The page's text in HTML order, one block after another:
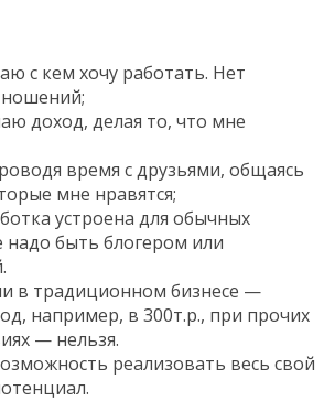
с кем хочу работать. Нет
доход, делая то, что мне
время с друзьями, общаясь
мне нравятся;
устроена для обычных
надо быть блогером или
в традиционном бизнесе —
например, в 300т.р., при прочих
— нельзя.
реализовать весь свой